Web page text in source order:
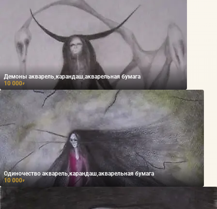
Демоны акварель,карандаш,акварельная бумага
10 000₽
Одиночество акварель,карандаш,акварельная бумага
10 000₽